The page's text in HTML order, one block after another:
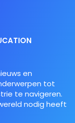
en
tot
te navigeren.
nodig heeft